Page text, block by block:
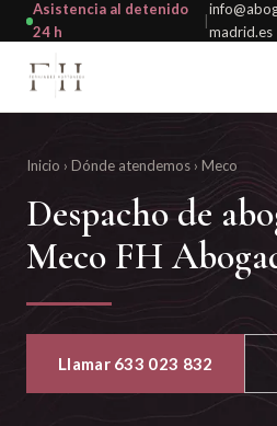
Asistencia al detenido
24 h
|
madrid.es
Inicio › Dónde atendemos › Meco
Despacho de
Meco FH
Llamar 633 023 832